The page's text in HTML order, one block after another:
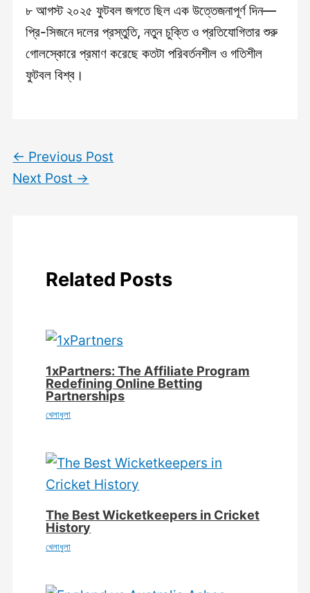
৮ আগস্ট ২০২৫ ফুটবল জগতে ছিল এক উত্তেজনাপূর্ণ দিন—
প্রি-সিজনে দলের প্রস্তুতি, নতুন চুক্তি ও প্রতিযোগিতার শুরু
গোলস্কোরে প্রমাণ করেছে কতটা পরিবর্তনশীল ও গতিশীল
ফুটবল বিশ্ব।
← Previous Post
Next Post →
Related Posts
1xPartners: The Affiliate Program
Redefining Online Betting
Partnerships
খেলাধুলা
The Best Wicketkeepers in Cricket
History
খেলাধুলা